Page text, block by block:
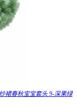
裙春秋宝宝套头 9-深果绿